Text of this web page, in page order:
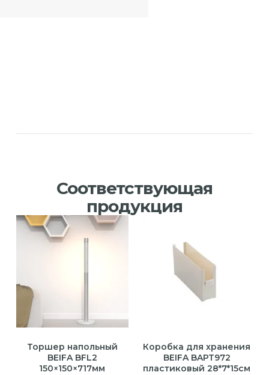
Соответствующая
продукция
Торшер напольный
BEIFA BFL2
150×150×717мм
Коробка для хранения
BEIFA BAPT972
пластиковый 28*7*15см